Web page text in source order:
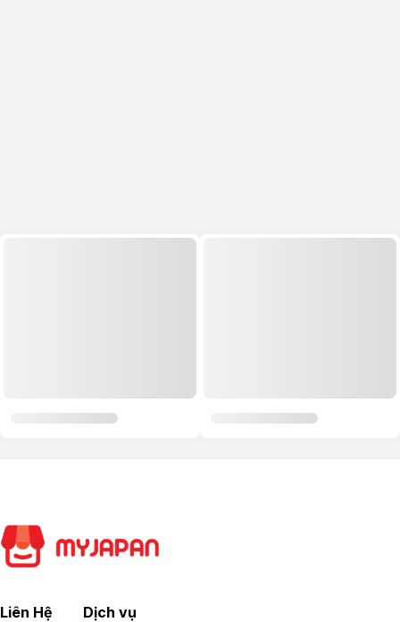
Liên Hệ
Dịch vụ